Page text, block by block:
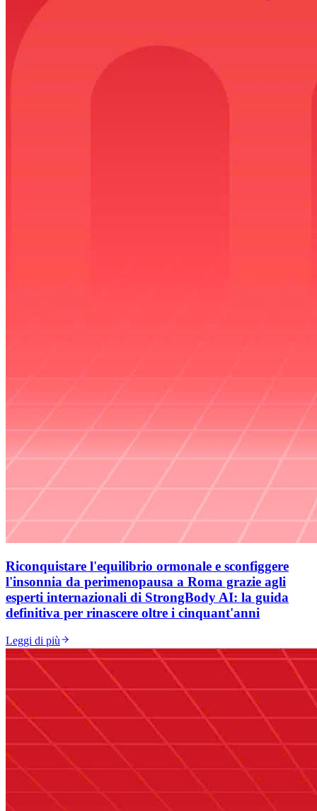
Riconquistare l'equilibrio ormonale e sconfiggere
l'insonnia da perimenopausa a Roma grazie agli
esperti internazionali di StrongBody AI: la guida
definitiva per rinascere oltre i cinquant'anni
Leggi di più